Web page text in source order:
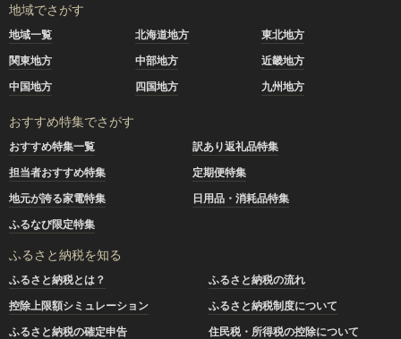
地域でさがす
地域一覧 北海道地方
東北地方
関東地方
中部地方
近畿地方
中国地方
四国地方 九州地方
おすすめ特集でさがす
おすすめ特集一覧
訳あり返礼品特集
担当者おすすめ特集
定期便特集
地元が誇る家電特集
日用品・消耗品特集
ふるなび限定特集
ふるさと納税を知る
ふるさと納税とは？
ふるさと納税の流れ
控除上限額シミュレーション
ふるさと納税制度について
ふるさと納税の確定申告
住民税・所得税の控除について